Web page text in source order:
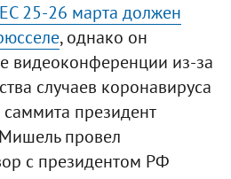
25-26 марта должен
, однако он
видеоконференции из-за
случаев коронавируса
президент
провел
с президентом РФ